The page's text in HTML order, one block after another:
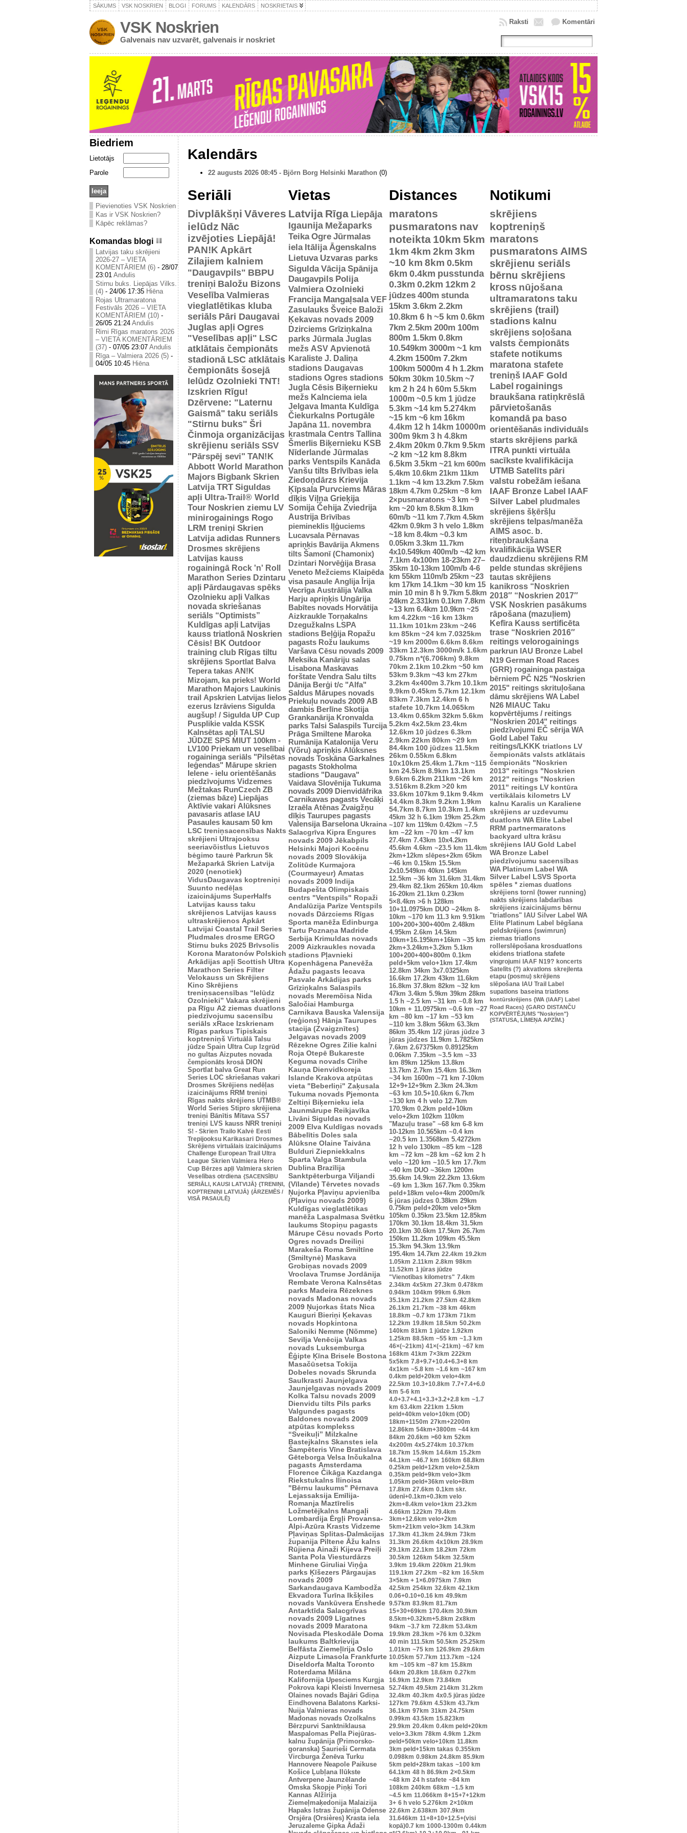
SĀKUMS VSK NOSKRIEN BLOGI FORUMS KALENDĀRS NOSKRIETAIS
VSK Noskrien
Galvenais nav uzvarēt, galvenais ir noskriet
Komentāri
Raksti
Biedriem
Lietotājs
Parole
Pievienoties VSK Noskrien
Kas ir VSK Noskrien?
Kāpēc reklāmas?
Komandas blogi
Latvijas taku skrējieni
2026-27 – VIETA
KOMENTĀRIEM (6) - 28/07
23:01 Andulis
Stirnu buks. Liepājas Vilks.
(4) - 24/06 17:35 Hiēna
Rojas Ultramaratona
Festivāls 2026 – VIETA
KOMENTĀRIEM (10) -
26/05 21:24 Andulis
Rimi Rīgas maratons 2026
– VIETA KOMENTĀRIEM
(37) - 07/05 23:07 Andulis
Rīga – Valmiera 2026 (5) -
04/05 10:45 Hiēna
Kalendārs
22 augusts 2026 08:45 - Björn Borg Helsinki Marathon (0)
Seriāli
Divplākšņi Vāveres
ielūdz Nāc
izvējoties Liepājā!
PAN!K Apkārt
Zilajiem kalniem
"Daugavpils" BBPU
treniņi Baložu Bizons
Veselība Valmieras
vieglatlētikas kluba
seriāls Pāri Daugavai
Juglas apļi Ogres
"Veselības apļi" LSC
atklātais čempionāts
stadionā LSC atklātais
čempionāts šosejā
Ielūdz Ozolnieki TNT!
Izskrien Rīgu!
Dzērvene: "Laternu
Gaismā" taku seriāls
"Stirnu buks" Šri
Činmoja organizācijas
skrējienu seriāls SSV
"Pārspēj sevi" TAN!K
Abbott World Marathon
Majors Bigbank Skrien
Latvija TRT Siguldas
apļi Ultra-Trail® World
Tour Noskrien ziemu LV
minirogainings Rogo
LRM treniņi Skrien
Latvija adidas Runners
Drosmes skrējiens
Latvijas kauss
rogainingā Rock 'n' Roll
Marathon Series Dzintaru
apļi Pārdaugavas spēks
Ozolnieku apļi Valkas
novada skriešanas
seriāls “Optimists”
Kuldīgas apļi Latvijas
kauss triatlonā Noskrien
Cēsis! BK Outdoor
training club Rīgas tiltu
skrējiens Sportlat Balva
Tepera takas AN!K
Mizojam, ka prieks! World
Marathon Majors Laukinis
trail Apskrien Latvijas lielos
ezerus Izrāviens Sigulda
augšup! / Sigulda UP Cup
Pusplikie valda KSSK
Kalnsētas apļi TALSU
JŪDZE SPS MIUT 100km -
LV100 Priekam un veselībai
rogaininga seriāls "Pilsētas
leģendas" Mārupe skrien
Ielene - ielu orientēšanās
piedzīvojums Vidzemes
Mežtakas RunCzech ZB
(ziemas bāze) Liepājas
Aktīvie vakari Alūksnes
pavasaris atlase IAU
Pasaules kausam 50 km
LSC treniņsacensības Nakts
skrējieni Ultrajooksu
seeriavõistlus Lietuvos
bėgimo taurė Parkrun 5k
Mežaparkā Skrien Latvija
2020 (nenotiek)
VidusDaugavas koptreniņi
Suunto nedēļas
izaicinājums SuperHalfs
Latvijas kauss taku
skrējienos Latvijas kauss
ultraskrējienos Apkārt
Latvijai Coastal Trail Series
Pludmales drosme ERGO
Stirnu buks 2025 Brīvsolis
Korona Maratonów Polskich
Arkādijas apļi Scottish Ultra
Marathon Series Filter
Velokauss un Skrējiens
Kino Skrējiens
treniņsacensības “Ielūdz
Ozolnieki” Vakara skrējieni
pa Rīgu A2 ziemas duatlons
piedzīvojumu sacensību
seriāls xRace Izskrienam
Rīgas parkus Tipiskais
koptreniņš Virtuālā Talsu
jūdze Spain Ultra Cup Izgrūd
no gultas Aizputes novada
čempionāts krosā DION
Sportlat balva Great Run
Series LOC skriešanas vakari
Drosmes Skrējiens nedēļas
izaicinājums RRM treniņi
Rīgas nakts skrējiens UTMB®
World Series Stipro skrējiena
treniņi Bānītis Mītava SS7
treniņi LVS kauss NRR treniņi
S! - Skrien Trailo Kalvė Eesti
Trepijooksu Karikasari Drosmes
Skrējiens virtuālais izaicinājums
Challenge European Trail Ultra
League Skrien Valmiera Hero
Cup Bērzes apļi Valmiera skrien
Veselības otrdiena {SACENSĪBU
SERIĀLI, KAUSI LATVIJĀ} {TRENIŅI,
KOPTRENIŅI LATVIJĀ} {ĀRZEMĒS /
VISĀ PASAULĒ}
Vietas
Latvija Rīga Liepāja
Igaunija Mežaparks
Teika Ogre Jūrmalas
iela Itālija Āgenskalns
Lietuva Uzvaras parks
Sigulda Vācija Spānija
Daugavpils Polija
Valmiera Ozolnieki
Francija Mangaļsala VEF
Zasulauks Šveice Baloži
Ķekavas novads 2009
Dzirciems Grīziņkalna
parks Jūrmala Juglas
mežs ASV Apvienotā
Karaliste J. Daliņa
stadions Daugavas
stadions Ogres stadions
Jugla Cēsis Biķernieku
mežs Kalnciema iela
Jelgava Imanta Kuldīga
Čiekurkalns Portugāle
Japāna 11. novembra
krastmala Centrs Tallina
Šmerlis Biķernieku KSB
Nīderlande Jūrmalas
parks Ventspils Kanāda
Vanšu tilts Brīvības iela
Ziedoņdārzs Krievija
Ķīpsala Purvciems Māras
dīķis Viļņa Grieķija
Somija Čehija Zviedrija
Austrija Brīvības
piemineklis Iļģuciems
Lucavsala Pērnavas
apriņķis Bavārija Akmens
tilts Šamonī (Chamonix)
Dzintari Norvēģija Brasa
Veneto Mežciems Klaipēda
visa pasaule Anglija Īrija
Vecrīga Austrālija Valka
Harju apriņķis Ungārija
Babītes novads Horvātija
Aizkraukle Torņakalns
Dzegužkalns LSPA
stadions Beļģija Ropažu
pagasts Rožu laukums
Varšava Cēsu novads 2009
Meksika Kanāriju salas
Lisabona Maskavas
forštate Vendra Salu tilts
Dānija Berģi t/c "Alfa"
Saldus Mārupes novads
Priekuļu novads 2009 AB
dambis Berlīne Skotija
Grankanārija Kronvalda
parks Talsi Salaspils Turcija
Prāga Smiltene Maroka
Rumānija Katalonija Veru
(Võru) apriņķis Alūksnes
novads Toskāna Garkalnes
pagasts Stokholma
stadions "Daugava"
Vaidava Slovēnija Tukuma
novads 2009 Dienvidāfrika
Carnikavas pagasts Vecāķi
Izraēla Atēnas Zvaigžņu
dīķis Taurupes pagasts
Valensija Barselona Ukraina
Salacgrīva Kipra Engures
novads 2009 Jēkabpils
Helsinki Majori Kocēnu
novads 2009 Slovākija
Zolitūde Kurmajora
(Courmayeur) Amatas
novads 2009 Indija
Budapešta Olimpiskais
centrs "Ventspils" Ropaži
Andalūzija Parīze Ventspils
novads Dārzciems Rīgas
Sporta manēža Edinburga
Tartu Poznaņa Madride
Serbija Krimuldas novads
2009 Aizkraukles novada
stadions Pļavnieki
Kopenhāgena Panevēža
Ādažu pagasts Iecava
Pasvale Arkādijas parks
Grīziņkalns Salaspils
novads Meremõisa Nida
Saločiai Hamburga
Carnikava Bauska Valensija
(reģions) Hānja Taurupes
stacija (Zvaigznītes)
Jelgavas novads 2009
Rēzekne Ogres Zilie kalni
Roja Otepē Bukareste
Ķeguma novads Cīrihe
Kauņa Dienvidkoreja
Islande Krakova atpūtas
vieta "Beberliņi" Zaķusala
Tukuma novads Pjemonta
Zeltiņi Biķernieku iela
Jaunmārupe Reikjavīka
Līvāni Siguldas novads
2009 Elva Kuldīgas novads
Bābelītis Doles sala
Alūksne Olaine Taivāna
Bulduri Ziepniekkalns
Sparta Valga Stambula
Dublina Brazīlija
Sanktpēterburga Viljandi
(Vīlande) Tērvetes novads
Ņujorka Pļaviņu apvienība
(Pļaviņu novads 2009)
Kuldīgas vieglatlētikas
manēža Laspalmasa Svētku
laukums Stopiņu pagasts
Mārupe Cēsu novads Porto
Ogres novads Dreiliņi
Marakeša Roma Smiltīne
(Smiltynė) Maskava
Grobiņas novads 2009
Vroclava Trumse Jordānija
Rembate Verona Kalnsētas
parks Madeira Rēzeknes
novads Madonas novads
2009 Ņujorkas štats Nica
Kauguri Bieriņi Ķekavas
novads Hopkintona
Saloniki Nemme (Nõmme)
Sevilja Venēcija Valkas
novads Luksemburga
Ēģipte Ķīna Brisele Bostona
Masačūsetsa Tokija
Dobeles novads Skrunda
Saulkrasti Jaunjelgava
Jaunjelgavas novads 2009
Kolka Talsu novads 2009
Dienvidu tilts Pils parks
Valgundes pagasts
Baldones novads 2009
atpūtas komplekss
“Sveikuļi” Milzkalne
Bastejkalns Skanstes iela
Šampēteris Vīne Bratislava
Gēteborga Velsa Inčukalna
pagasts Amsterdama
Florence Čikāga Kazdanga
Riekstukalns Ilinoisa
"Bērnu laukums" Pērnava
Lejassaksija Emīlija-
Romanja Maztīrelis
Ložmetējkalns Mangaļi
Lombardija Ērgļi Provansa-
Alpi-Azūra Krasts Vidzeme
Pļaviņas Splitas-Dalmācijas
županija Piltene Āžu kalns
Rūjiena Ainaži Kijeva Preiļi
Santa Pola Viesturdārzs
Minhene Giruliai Viņģa
parks Ķīšezers Pārgaujas
novads 2009
Sarkandaugava Kambodža
Ekvadora Turīna Ikšķiles
novads Vankūvera Enshede
Antarktīda Salacgrīvas
novads 2009 Līgatnes
novads 2009 Maratona
Novisada Pleskodāle Doma
laukums Baltkrievija
Belfāsta Ziemeļīrija Oslo
Aizpute Limasola Frankfurte
Diseldorfa Malta Toronto
Roterdama Milāna
Kalifornija Upesciems Kurgja
Pokrova kapi Kleisti Invernesa
Olaines novads Bajāri Gdiņa
Eindhovena Balatons Karksi-
Nuija Valmieras novads
Madonas novads Ozolkalns
Bērzpurvi Sanktniklausa
Maspalomas Pella Piejūras-
kalnu župānija (Primorsko-
goranska) Saurieši Cermata
Vircburga Ženēva Turku
Hannovere Neapole Paikuse
Košice Ļubļana Ilūkste
Antverpene Jaunzēlande
Omska Skopje Piņķi Tori
Kannas Alžīrija
Ziemeļmaķedonija Malaizija
Hapaks Istras župānija Odense
Orsjēra (Orsières) Krasta iela
Jeruzaleme Ģipka Ādaži
Distances
maratons
pusmaratons nav
noteikta 10km 5km
1km 4km 2km 3km
~10 km 8km 0.5km
6km 0.4km pusstunda
0.3km 0.2km 12km 2
jūdzes 400m stunda
15km 3.6km 2.2km
10.8km 6 h ~5 km 0.6km
7km 2.5km 200m 100m
800m 1.5km 0.8km
10.549km 3000m ~1 km
4.2km 1500m 7.2km
100km 5000m 4 h 1.2km
50km 30km 10.5km ~7
km 2 h 24 h 60m 5.5km
1000m ~0.5 km 1 jūdze
5.3km ~14 km 5.274km
~15 km ~6 km 16km
4.4km 12 h 14km 10000m
300m 9km 3 h 4.8km
2.4km 20km 0.7km 9.5km
~2 km ~12 km 8.8km
6.5km 3.5km ~21 km 600m
5.4km 10.6km 21km 11km
1.1km ~4 km 13.2km 7.5km
18km 4.7km 0.25km ~8 km
2×pusmaratons ~3 km ~9
km ~20 km 8.5km 8.1km
60m/b ~11 km 7.7km 4.5km
42km 0.9km 3 h velo 1.8km
~18 km 8.4km ~0.3 km
0.05km 3.3km 11.7km
4x10.549km 400m/b ~42 km
7.1km 4x100m 18-23km 27–
35km 10-13km 100m/b 4-6
km 55km 110m/b 25km ~23
km 17km 14.1km ~30 km 15
min 10 min 8 h 9.7km 5.8km
24km 2.331km 0.1km 7.8km
~13 km 6.4km 10.9km ~25
km 4.22km ~16 km 13km
11.1km 101km 23km ~246
km 85km ~24 km 7.0325km
~19 km 2000m 6.6km 8.6km
33km 12.3km 3000m/k 1.6km
0.75km n*(6.706km) 9.8km
70km 2.1km 10.2km ~50 km
53km 9.3km ~43 km 27km
3.2km 4x400m 3.7km 10.1km
9.9km 0.45km 5.7km 12.1km
83km 7.3km 12.4km 6 h
stafete 10.7km 14.065km
13.4km 0.65km 32km 5.6km
5.2km 4x2.5km 23.4km
12.6km 10 jūdzes 6.3km
2.9km 22km 80km ~29 km
84.4km 100 jūdzes 11.5km
26km 0.55km 6.8km
10x10km 25.4km 1.7km ~115
km 24.5km 8.9km 13.1km
9.6km 6.2km 211km ~26 km
3.516km 8.2km >20 km
33.6km 107km 9.1km 9.4km
14.4km 8.3km 9.2km 1.9km
54.7km 8.7km 10.3km 1.4km
45km 32 h 6.1km 19km 25.2km
~107 km 119km 0.42km ~7.5
km ~22 km ~70 km ~47 km
27.4km 7.43km 10x4.2km
45.6km 4.6km ~23.5 km 11.4km
2km+12km slēpes+2km 65km
~46 km 0.15km 15.5km
2x10.549km 40km 145km
12.5km ~36 km 31.6km 31.4km
29.4km 82.1km 265km 10.4km
16-20km 21.1km 0.23km
5×8.4km >6 h 128km
10+11.0975km DUO ~24km 8-
10km ~170 km 11.3 km 9.91km
100+200+300+400m 2.48km
4.95km 2.6km 14.5km
10km+16.195km+16km ~35 km
2km+3.24km+3.2km 5.1km
100+200+400+800m 0.1km
peld+5km velo+1km 17.4km
12.8km 34km 3x7.0325km
16.6km 17.2km 43km 11.6km
16.8km 37.8km 82km ~32 km
47km 3.4km 5.9km 39km 28km
1.5 h ~2.5 km ~31 km ~0.8 km
10km + 11.0975km ~0.6 km ~27
km ~80 km ~17 km ~53 km
~110 km 3.8km 56km 63.3km
86km 35.4km 1/2 jūras jūdze 3
jūras jūdzes 11.9km 1.7825km
7.6km 2.67375km 0.89125km
0.06km 7.35km ~3.5 km ~33
km 89km 125km 13.8km
13.7km 2.7km 15.4km 16.3km
~34 km 1600m ~71 km 7-10km
12+9+12+9km 2.3km 24.3km
~63 km 10.5+10.6km 6.7km
~130 km 4 h velo 12.7km
170.9km 0.2km peld+10km
velo+2km 102km 110km
"Mazuļu trase" ~68 km 6-8 km
10-12km 10.565km ~0.4 km
~20.5 km 1.3568km 5.4272km
12 h velo 130km ~85 km ~128
km ~72 km ~28 km ~62 km 2 h
velo ~120 km ~10.5 km 17.7km
~40 km DUO ~36km 1200m
35.6km 14.9km 22.2km 13.6km
~69 km 1.3km 167.7km 0.35km
peld+18km velo+4km 2000m/k
6 jūras jūdzes 0.38km 29km
0.75km peld+20km velo+5km
105km 0.35km 23.5km 12.85km
170km 30.1km 18.4km 31.5km
20.1km 30.6km 17.5km 26.7km
150km 11.2km 109km 45.5km
15.3km 94.3km 13.9km
195.4km 14.7km 22.4km 19.2km
1.05km 2.11km 2.8km 98km
11.52km 1 jūras jūdze
"Vienotības kilometrs" 7.4km
2.34km 4x5km 27.3km 0.478km
0.94km 104km 99km 6.9km
35.1km 21.2km 27.5km 42.8km
26.1km 21.7km ~38 km 46km
18.8km ~0.7 km 173km 71km
12.2km 19.8km 18.5km 50.2km
140km 81km 1 jūdze 1.92km
1.25km 88.5km ~55 km ~1.3 km
46×(~21km) 41×(~21km) ~67 km
168km 41km 7×3km 222km
5x5km 7.8+9.7+10.4+6.3+8 km
4x1km ~5.8 km ~1.6 km ~167 km
0.4km peld+20km velo+4km
22.5km 10.3+10.8km 7.7+7.4+6.0
km 5-6 km
4.0+3.7+4.1+3.3+3.2+2.8 km ~1.7
km 63.4km 221km 1.5km
peld+40km velo+10km (OD)
18km+1150m 27km+2200m
12.86km 54km+3800m ~44 km
84km 20.6km >60 km 52km
4x200m 4x5.274km 10.37km
18.7km 15.9km 14.6km 15.2km
44.1km ~46.7 km 160km 68.8km
0.25km peld+12km velo+2.5km
0.35km peld+9km velo+3km
1.05km peld+36km velo+8km
17.8km 27.6km 0.1km skr.
ūdenī+0.1km+0.3km velo
2km+8.4km velo+1km 23.2km
4.66km 122km 79.4km
3km+12.6km velo+2km
5km+21km velo+3km 14.3km
17.3km 41.3km 24.9km 73km
31.3km 26.6km 4x10km 28.9km
29.1km 22.1km 18.2km 72km
30.5km 126km 54km 32.5km
3.9km 19.4km 220km 21.9km
119.1km 27.2km ~82 km 16.5km
3×5km + 1×6.0975km 7.9km
42.5km 254km 32.6km 42.1km
0.06+0.10+0.16 km 49.9km
9.57km 83.9km 81.7km
15+30+69km 170.4km 30.9km
8.5km+0.32km+5.8km 2x8km
94km ~3.7 km 72.8km 53.4km
19.9km 28.3km >76 km 0.32km
40 min 111.5km 50.5km 25.25km
1.01km ~75 km 126.9km 29.6km
10.05km 57.7km 113.7km ~124
km ~105 km ~87 km 15.8km
64km 20.8km 18.6km 0.27km
16.9km 12.9km 73.84km
52.74km 49.5km 214km 31.2km
32.4km 40.3km 4x0.5 jūras jūdze
127km 79.6km 4.53km 43.7km
36.1km 97km 31km 24.75km
0.99km 43.5km 15.823km
29.9km 20.4km 0.4km peld+20km
velo+3.3km 78km 4.9km 1.2km
peld+50km velo+10km 11.8km
3km peld+15km takas 0.355km
0.098km 0.98km 24.8km 85.9km
5km peld+28km takas ~100 km
64.1km 48 h 86.9km 2×0.5km
~48 km 24 h stafete ~84 km
108km 240km 68km ~1.5 km
~4.5 km 11.066km 8+15+7+12km
3+ 6 h velo 5.276km 2×10km
22.6km 2.638km 307.9km
31.646km 11+8+10+12.5+(visi
kopā)0.7 km 1000-1300m 0.44km
Notikumi
skrējiens
koptreniņš
maratons
pusmaratons AIMS
skrējienu seriāls
bērnu skrējiens
kross nūjošana
ultramaratons taku
skrējiens (trail)
stadions kalnu
skrējiens soļošana
valsts čempionāts
stafete notikums
maratona stafete
treniņš IAAF Gold
Label rogainings
braukšana ratiņkrēslā
pārvietošanās
komandā pa baso
orientēšanās individuāls
starts skrējiens parkā
ITRA punkti virtuāla
sacīkste kvalifikācija
UTMB Satelīts pāri
valstu robežām iešana
IAAF Bronze Label IAAF
Silver Label pludmales
skrējiens šķēršļu
skrējiens telpas/manēža
AIMS asoc. b.
riteņbraukšana
kvalifikācija WSER
daudzdienu skrējiens RM
pelde stundas skrējiens
tautas skrējiens
kanikross “Noskrien
2018″ “Noskrien 2017″
VSK Noskrien pasākums
rāpošana (mazuļiem)
Kefīra Kauss sertificēta
trase “Noskrien 2016″
reitings velorogainings
parkrun IAU Bronze Label
N19 German Road Races
(GRR) rogaininga pastaiga
bērniem PČ N25 "Noskrien
2015" reitings skrituļošana
dāmu skrējiens WA Label
N26 MIAUC Taku
kopvērtējums / reitings
"Noskrien 2014" reitings
piedzīvojumi EČ sērija WA
Gold Label Taku
reitings/LKKK triatlons LV
čempionāts valsts atklātais
čempionāts "Noskrien
2013" reitings "Noskrien
2012" reitings "Noskrien
2011" reitings LV kontūra
vertikālais kilometrs LV
kalnu Karalis un Karaliene
skrējiens ar uzdevumu
duatlons WA Elite Label
RRM partnermaratons
backyard ultra krāsu
skrējiens IAU Gold Label
WA Bronze Label
piedzīvojumu sacensības
WA Platinum Label WA
Silver Label LSVS Sporta
spēles * ziemas duatlons
skrējiens tornī (tower running)
nakts skrējiens labdarības
skrējiens izaicinājums bērnu
"triatlons" IAU Silver Label WA
Elite Platinum Label bēgšana
peldskrējiens (swimrun)
ziemas triatlons
rollerslēpošana krosduatlons
ekidens triatlona stafete
vingrojumi IAAF N19? koncerts
Satelīts (?) akvatlons skrejlenta
etapu (posmu) skrējiens
slēpošana
IAU Trail Label
supatlons baseina triatlons
kontūrskrējiens {WA (IAAF) Label
Road Races} {GARO DISTANČU
KOPVĒRTĒJUMS "Noskrien"}
{STATUSA, LĪMEŅA APZĪM.}